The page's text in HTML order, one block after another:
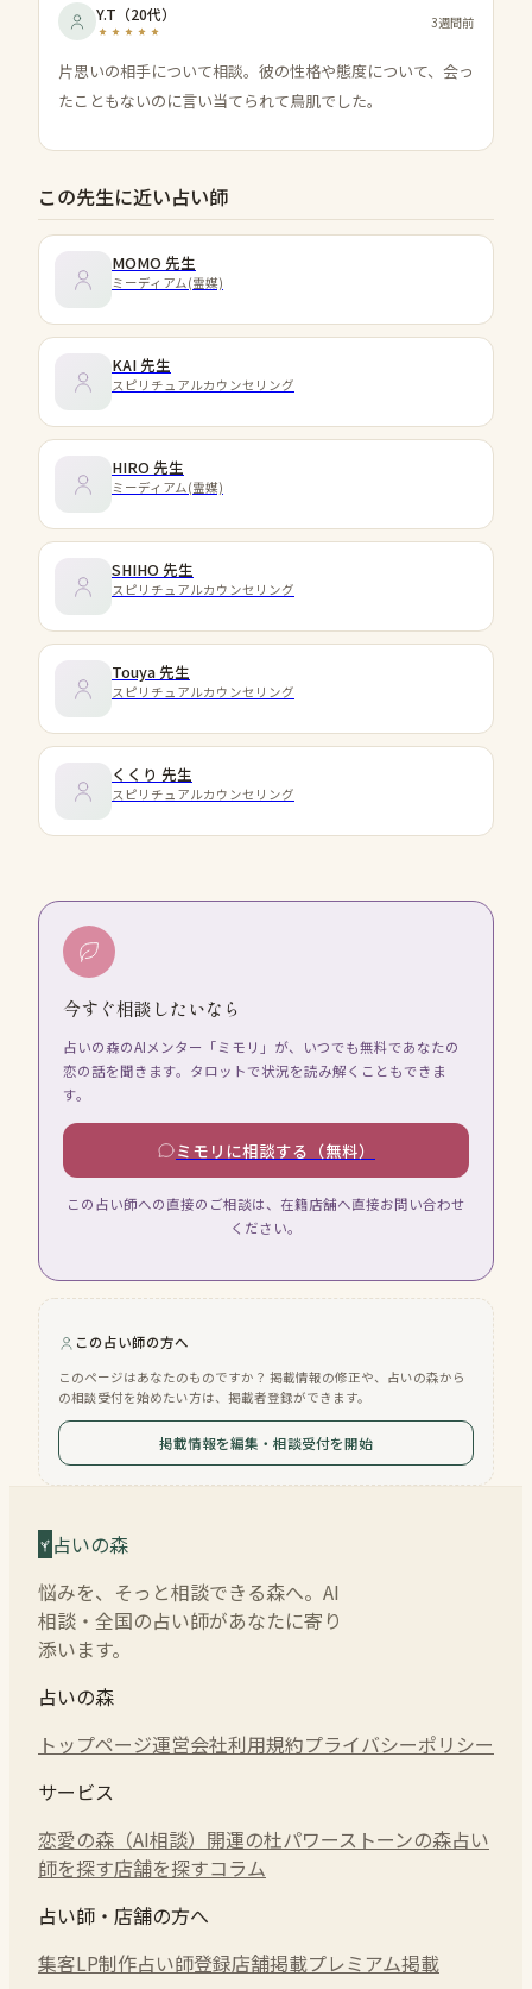
Y.T （20代） 3週間前
片思いの相手について相談。彼の性格や態度について、会っ
たこともないのに言い当てられて鳥肌でした。
この先生に近い占い師
MOMO 先生
ミーディアム(霊媒)
KAI 先生
スピリチュアルカウンセリング
HIRO 先生
ミーディアム(霊媒)
SHIHO 先生
スピリチュアルカウンセリング
Touya 先生
スピリチュアルカウンセリング
くくり 先生
スピリチュアルカウンセリング
今すぐ相談したいなら
占いの森のAIメンター「ミモリ」が、いつでも無料であなたの
恋の話を聞きます。タロットで状況を読み解くこともできま
す。
ミモリに相談する（無料）
この占い師への直接のご相談は、在籍店舗へ直接お問い合わせ
ください。
この占い師の方へ
このページはあなたのものですか？ 掲載情報の修正や、占いの森から
の相談受付を始めたい方は、掲載者登録ができます。
掲載情報を編集・相談受付を開始
占いの森
悩みを、そっと相談できる森へ。AI
相談・全国の占い師があなたに寄り
添います。
占いの森
トップページ運営会社利用規約プライバシーポリシー
サービス
恋愛の森（AI相談） 開運の杜パワーストーンの森占い
師を探す店舗を探すコラム
占い師・店舗の方へ
集客LP制作占い師登録店舗掲載プレミアム掲載